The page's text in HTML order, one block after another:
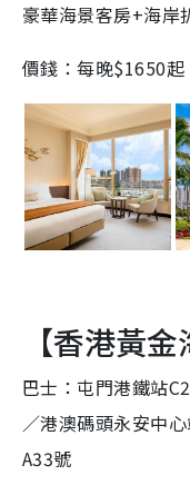
豪華海景客房+海岸
價錢：每晚$1650起
【香港黃
巴士：屯門港鐵站
／港澳碼頭永安中
A33號